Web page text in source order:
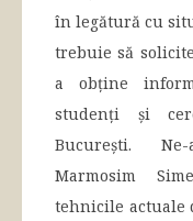
în legătură cu
trebuie să
a obține
studenți și
București.
Marmosim
tehnicile actuale